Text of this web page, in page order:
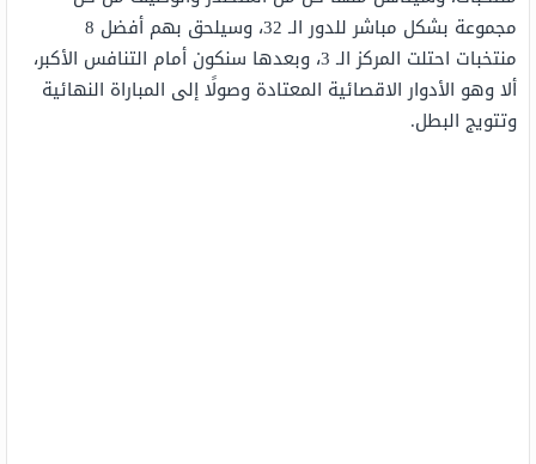
مجموعة بشكل مباشر للدور الـ 32، وسيلحق بهم أفضل 8
منتخبات احتلت المركز الـ 3، وبعدها سنكون أمام التنافس الأكبر،
ألا وهو الأدوار الاقصائية المعتادة وصولًا إلى المباراة النهائية
وتتويج البطل.